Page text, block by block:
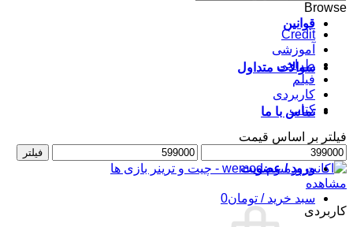
قوانین
سوالات متداول
تماس با ما
ورود / عضویت
سبد خرید / تومان0
Browse
Credit
آموزشی
طراحی
فیلم
کاربردی
کتاب
فیلتر بر اساس قیمت
حداقل
قیمت
حداکثر
قیمت
فیلتر
مشاهده
کاربردی